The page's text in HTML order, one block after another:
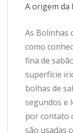
A origem da
As Bolinhas
como
fina de
superfície
bolhas de
segundos e
por contato
são usadas